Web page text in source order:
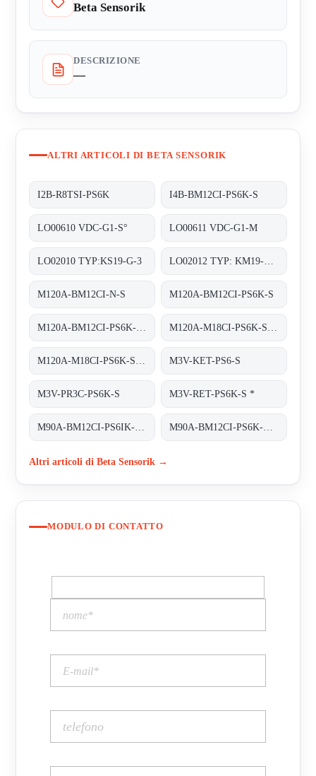
Beta Sensorik
DESCRIZIONE
—
ALTRI ARTICOLI DI BETA SENSORIK
I2B-R8TSI-PS6K I4B-BM12CI-PS6K-S
LO00610 VDC-G1-S° LO00611 VDC-G1-M
LO02010 TYP:KS19-G-3
M120A-BM12CI-N-S M120A-BM12CI-PS6K-S
M3V-KET-PS6-S
M3V-PR3C-PS6K-S M3V-RET-PS6K-S *
Altri articoli di Beta Sensorik →
MODULO DI CONTATTO